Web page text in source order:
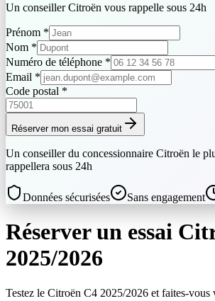
Un conseillerCitroën vous rappelle sous 24h
Prénom *
Nom *
Numéro de téléphone *
Email *
Code postal *
Réserver mon essai gratuit
Un conseiller du concessionnaire Citroën le
rappellera sous 24h
Données sécurisées Sans engagement
Réserver un essai
2025/2026
Testez le Citroën C4 2025/2026 et faites-vous